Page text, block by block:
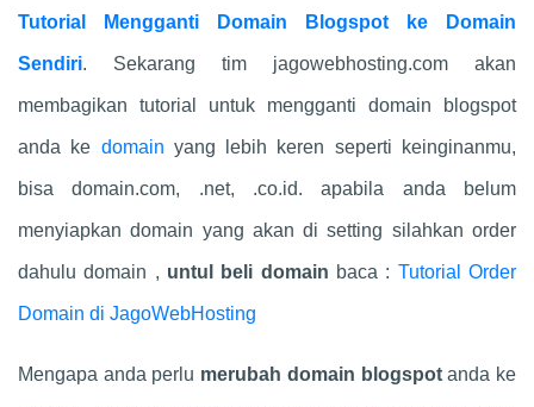
Tutorial Mengganti Domain Blogspot ke Domain
Sendiri. Sekarang tim jagowebhosting.com akan
membagikan tutorial untuk mengganti domain blogspot
anda ke domain yang lebih keren seperti keinginanmu,
bisa domain.com, .net, .co.id. apabila anda belum
menyiapkan domain yang akan di setting silahkan order
dahulu domain , untul beli domain baca : Tutorial Order
Domain di JagoWebHosting
Mengapa anda perlu merubah domain blogspotanda ke